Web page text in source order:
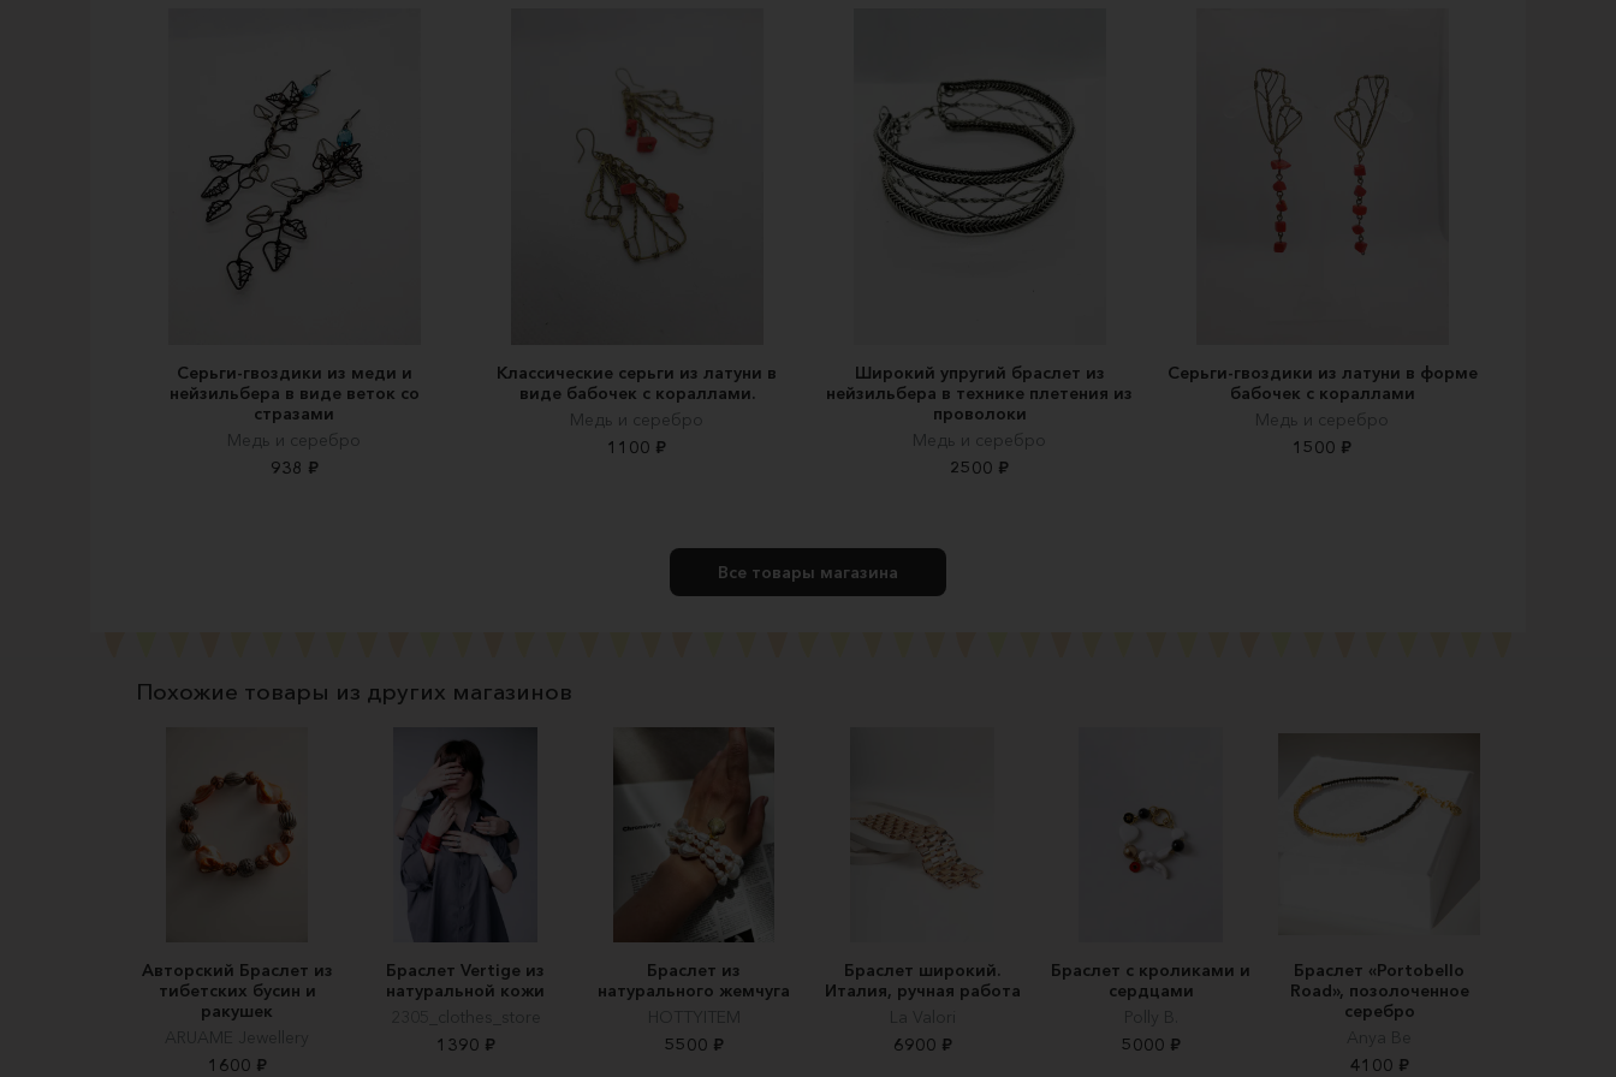
Серьги-гвоздики из меди и
нейзильбера в виде веток со
стразами
Медь и серебро
938 ₽
Классические серьги из латуни в
виде бабочек с кораллами.
Медь и серебро
1100 ₽
Широкий упругий браслет из
нейзильбера в технике плетения из
проволоки
Медь и серебро
2500 ₽
Серьги-гвоздики из латуни в форме
бабочек с кораллами
Медь и серебро
1500 ₽
Все товары магазина
Похожие товары из других магазинов
Авторский Браслет из
тибетских бусин и
ракушек
ARUAME Jewellery
1600 ₽
Браслет Vertige из
натуральной кожи
2305_clothes_store
1390 ₽
Браслет из
натурального жемчуга
HOTTYITEM
5500 ₽
Браслет широкий.
Италия, ручная работа
La Valori
6900 ₽
Браслет с кроликами и
сердцами
Polly B.
5000 ₽
Браслет «Portobello
Road», позолоченное
серебро
Anya Be
4100 ₽